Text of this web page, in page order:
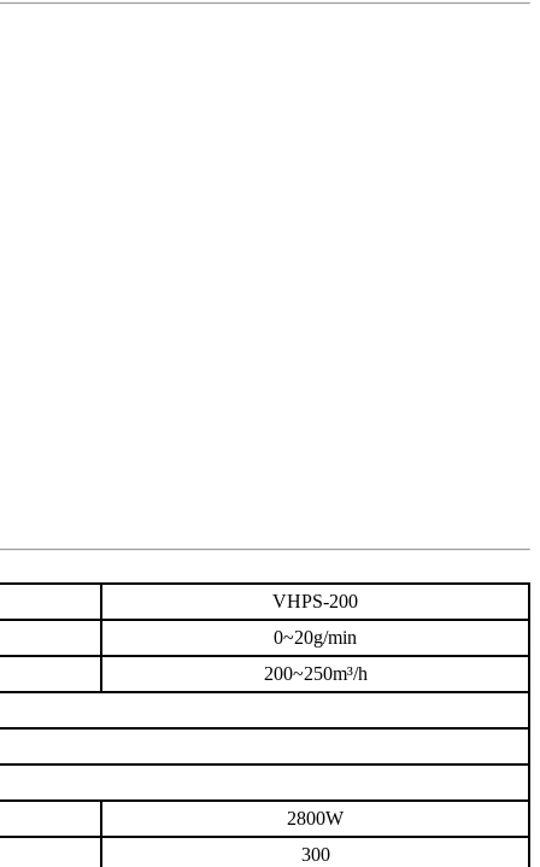
VHPS-200
0~20g/min
200~250m³/h
2800W
300